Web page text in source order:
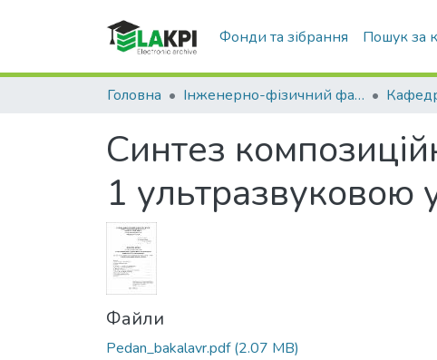
Фонди та зібрання Пошук за
Головна Інженерно-фізичний факультет (ІФФ)
Синтез
1 ультразвуковою
Файли
Pedan_bakalavr.pdf(2.07 MB)